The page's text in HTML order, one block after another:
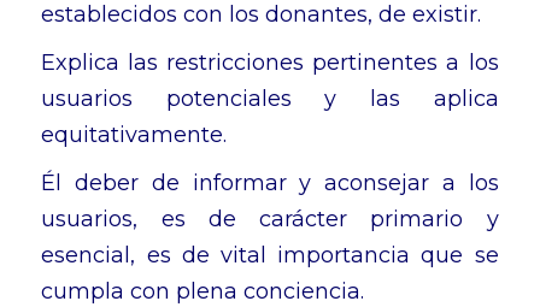
establecidos con los donantes, de existir.
Explica las restricciones pertinentes a los
usuarios potenciales y las aplica
equitativamente.
Él deber de informar y aconsejar a los
usuarios, es de carácter primario y
esencial, es de vital importancia que se
cumpla con plena conciencia.